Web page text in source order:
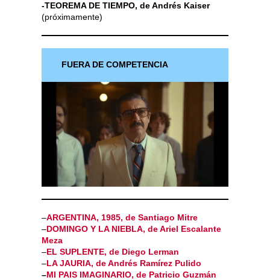
-TEOREMA DE TIEMPO, de Andrés Kaiser
(próximamente)
FUERA DE COMPETENCIA
–ARGENTINA, 1985, de Santiago Mitre
–DOMINGO Y LA NIEBLA, de Ariel Escalante
Meza
–EL SUPLENTE, de Diego Lerman
–LA JAURIA, de Andrés Ramírez Pulido
–MI PAIS IMAGINARIO, de Patricio Guzmán